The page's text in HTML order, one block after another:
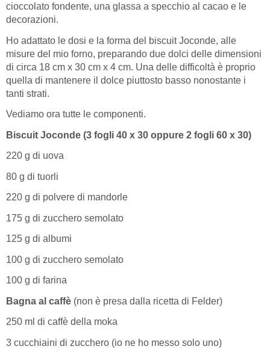
cioccolato fondente, una glassa a specchio al cacao e le
decorazioni.
Ho adattato le dosi e la forma del biscuit Joconde, alle
misure del mio forno, preparando due dolci delle dimensioni
di circa 18 cm x 30 cm x 4 cm. Una delle difficoltà è proprio
quella di mantenere il dolce piuttosto basso nonostante i
tanti strati.
Vediamo ora tutte le componenti.
Biscuit Joconde (3 fogli 40 x 30 oppure 2 fogli 60 x 30)
220 g di uova
80 g di tuorli
220 g di polvere di mandorle
175 g di zucchero semolato
125 g di albumi
100 g di zucchero semolato
100 g di farina
Bagna al caffè (non è presa dalla ricetta di Felder)
250 ml di caffè della moka
3 cucchiaini di zucchero (io ne ho messo solo uno)